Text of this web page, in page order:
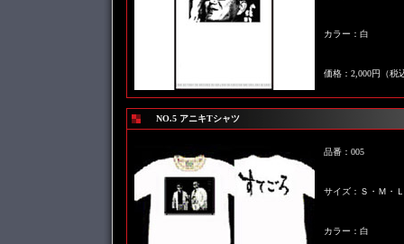
カラー：白
価格：2,000円（税
NO.5 アニキTシャツ
品番：005
サイズ：Ｓ・Ｍ・Ｌ
カラー：白